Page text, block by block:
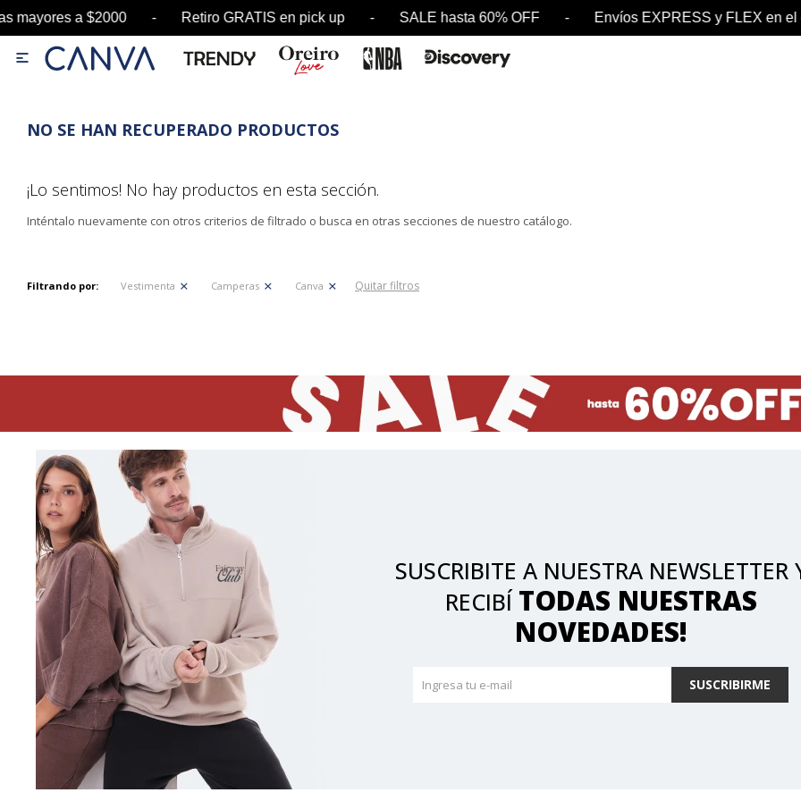
mayores a $2000 - Retiro GRATIS en pick up - SALE hasta 60% OFF - Envíos EXPRESS y FLEX

NO SE HAN RECUPERADO PRODUCTOS
¡Lo sentimos! No hay productos en esta sección.
Inténtalo nuevamente con otros criterios de filtrado o busca en otras secciones de nuestro catálogo.
Filtrando por: Vestimenta Camperas Canva Quitar filtros
SUSCRIBITE A NUESTRA NEWSLETTER
RECIBÍ TODAS NUESTRAS
NOVEDADES!
SUSCRIBIRME